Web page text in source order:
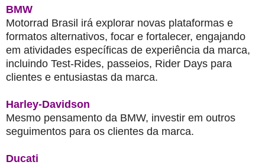
BMW
Motorrad Brasil irá explorar novas plataformas e
formatos alternativos, focar e fortalecer, engajando
em atividades específicas de experiência da marca,
incluindo Test-Rides, passeios, Rider Days para
clientes e entusiastas da marca.
Harley-Davidson
Mesmo pensamento da BMW, investir em outros
seguimentos para os clientes da marca.
Ducati